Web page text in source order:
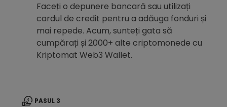
Faceți o depunere bancară sau utilizați
cardul de credit pentru a adăuga fonduri și
mai repede. Acum, sunteți gata să
cumpărați și 2000+ alte criptomonede cu
Kriptomat Web3 Wallet.
PASUL 3